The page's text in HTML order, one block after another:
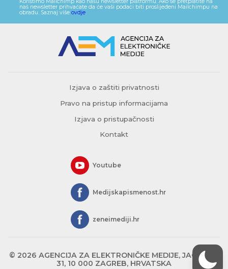
Koristimo Mailchimp kao našu newsletter platformu. Ako se pretplatite na
naš newsletter prihvaćate da će vaši podaci biti proslijeđeni Mailchimpu na
obradu. Saznaj više ovdje.
Izjava o zaštiti privatnosti
Pravo na pristup informacijama
Izjava o pristupačnosti
Kontakt
Youtube
Medijskapismenost.hr
zeneimediji.hr
© 2026 AGENCIJA ZA ELEKTRONIČKE MEDIJE, JAGIĆEVA
31, 10 000 ZAGREB, HRVATSKA